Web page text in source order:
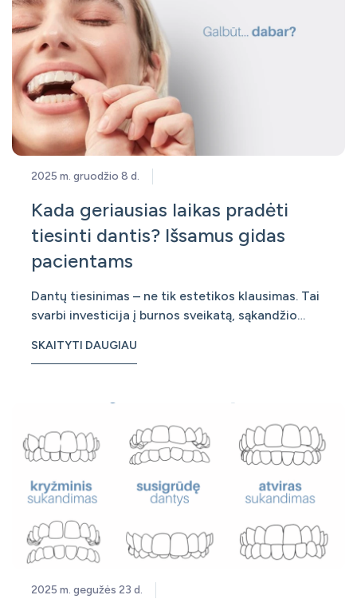
2025 m. gruodžio 8 d.
Kada geriausias laikas pradėti
tiesinti dantis? Išsamus gidas
pacientams
Dantų tiesinimas – ne tik estetikos klausimas. Tai
svarbi investicija į burnos sveikatą, sąkandžio
svarsto, kada yra tinkamiausias metas pradėti
SKAITYTI DAUGIAU
2025 m. gegužės 23 d.